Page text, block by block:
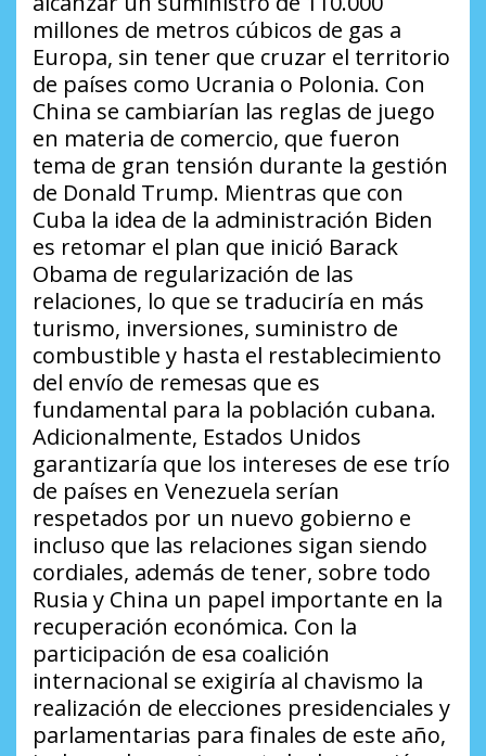
millones de metros cúbicos de gas a
Europa, sin tener que cruzar el territorio
de países como Ucrania o Polonia. Con
China se cambiarían las reglas de juego
en materia de comercio, que fueron
tema de gran tensión durante la gestión
de Donald Trump. Mientras que con
Cuba la idea de la administración Biden
es retomar el plan que inició Barack
Obama de regularización de las
relaciones, lo que se traduciría en más
turismo, inversiones, suministro de
combustible y hasta el restablecimiento
del envío de remesas que es
fundamental para la población cubana.
Adicionalmente, Estados Unidos
garantizaría que los intereses de ese trío
de países en Venezuela serían
respetados por un nuevo gobierno e
incluso que las relaciones sigan siendo
cordiales, además de tener, sobre todo
Rusia y China un papel importante en la
recuperación económica. Con la
participación de esa coalición
internacional se exigiría al chavismo la
realización de elecciones presidenciales y
parlamentarias para finales de este año,